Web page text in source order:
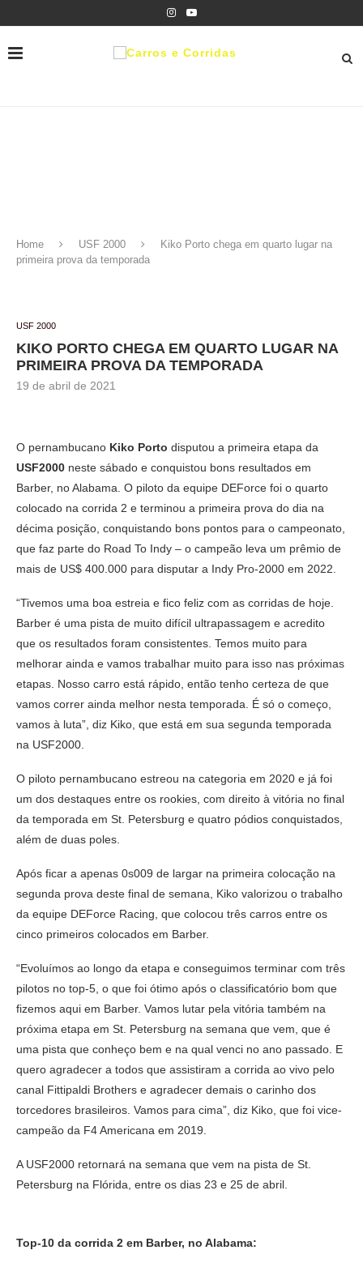
Home USF 2000
Kiko Porto chega em quarto lugar na
primeira prova da temporada
USF 2000
KIKO PORTO CHEGA EM QUARTO LUGAR NA
PRIMEIRA PROVA DA TEMPORADA
19 de abril de 2021
O pernambucano Kiko Porto disputou a primeira etapa da
USF2000 neste sábado e conquistou bons resultados em
Barber, no Alabama. O piloto da equipe DEForce foi o quarto
colocado na corrida 2 e terminou a primeira prova do dia na
décima posição, conquistando bons pontos para o campeonato,
que faz parte do Road To Indy – o campeão leva um prêmio de
mais de US$ 400.000 para disputar a Indy Pro-2000 em 2022.
“Tivemos uma boa estreia e fico feliz com as corridas de hoje.
Barber é uma pista de muito difícil ultrapassagem e acredito
que os resultados foram consistentes. Temos muito para
melhorar ainda e vamos trabalhar muito para isso nas próximas
etapas. Nosso carro está rápido, então tenho certeza de que
vamos correr ainda melhor nesta temporada. É só o começo,
vamos à luta”, diz Kiko, que está em sua segunda temporada
na USF2000.
O piloto pernambucano estreou na categoria em 2020 e já foi
um dos destaques entre os rookies, com direito à vitória no final
da temporada em St. Petersburg e quatro pódios conquistados,
além de duas poles.
Após ficar a apenas 0s009 de largar na primeira colocação na
segunda prova deste final de semana, Kiko valorizou o trabalho
da equipe DEForce Racing, que colocou três carros entre os
cinco primeiros colocados em Barber.
“Evoluímos ao longo da etapa e conseguimos terminar com três
pilotos no top-5, o que foi ótimo após o classificatório bom que
fizemos aqui em Barber. Vamos lutar pela vitória também na
próxima etapa em St. Petersburg na semana que vem, que é
uma pista que conheço bem e na qual venci no ano passado. E
quero agradecer a todos que assistiram a corrida ao vivo pelo
canal Fittipaldi Brothers e agradecer demais o carinho dos
torcedores brasileiros. Vamos para cima”, diz Kiko, que foi vice-
campeão da F4 Americana em 2019.
A USF2000 retornará na semana que vem na pista de St.
Petersburg na Flórida, entre os dias 23 e 25 de abril.
Top-10 da corrida 2 em Barber, no Alabama: